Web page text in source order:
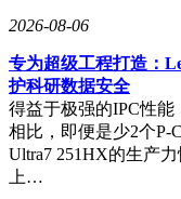
2026-08-06
专为超级工程打造：
护科研数据安全
得益于极强的IPC性能
相比，即便是少2个P-
Ultra7 251HX的生产
上…